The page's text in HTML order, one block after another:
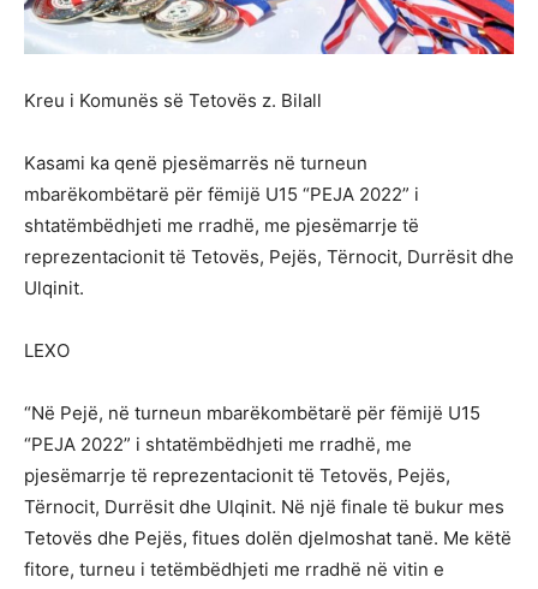
Kreu i Komunës së Tetovës z. Bilall
Kasami ka qenë pjesëmarrës në turneun
mbarëkombëtarë për fëmijë U15 “PEJA 2022” i
shtatëmbëdhjeti me rradhë, me pjesëmarrje të
reprezentacionit të Tetovës, Pejës, Tërnocit, Durrësit dhe
Ulqinit.
LEXO
“Në Pejë, në turneun mbarëkombëtarë për fëmijë U15
“PEJA 2022” i shtatëmbëdhjeti me rradhë, me
pjesëmarrje të reprezentacionit të Tetovës, Pejës,
Tërnocit, Durrësit dhe Ulqinit. Në një finale të bukur mes
Tetovës dhe Pejës, fitues dolën djelmoshat tanë. Me këtë
fitore, turneu i tetëmbëdhjeti me rradhë në vitin e